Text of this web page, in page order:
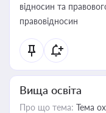
відносин та
правовідносин
Вища освіта
Про що тема: Тема